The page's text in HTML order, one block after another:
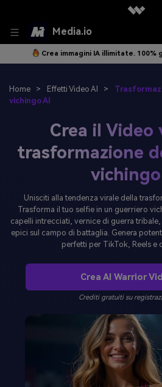
Media.io
Crea immagini IA illimitate. 100%
Home > Effetti Video AI >
vichingo AI
Crea il Video
trasformazione
vichingo
Unisciti alla tendenza virale della
Trasforma il tuo selfie in un guerriero
capelli intrecciati, vernice di guerra
epici sul campo di battaglia. Genera
perfetti per TikTok, Reels e
Crea AI Warrior
Crediti gratuiti su